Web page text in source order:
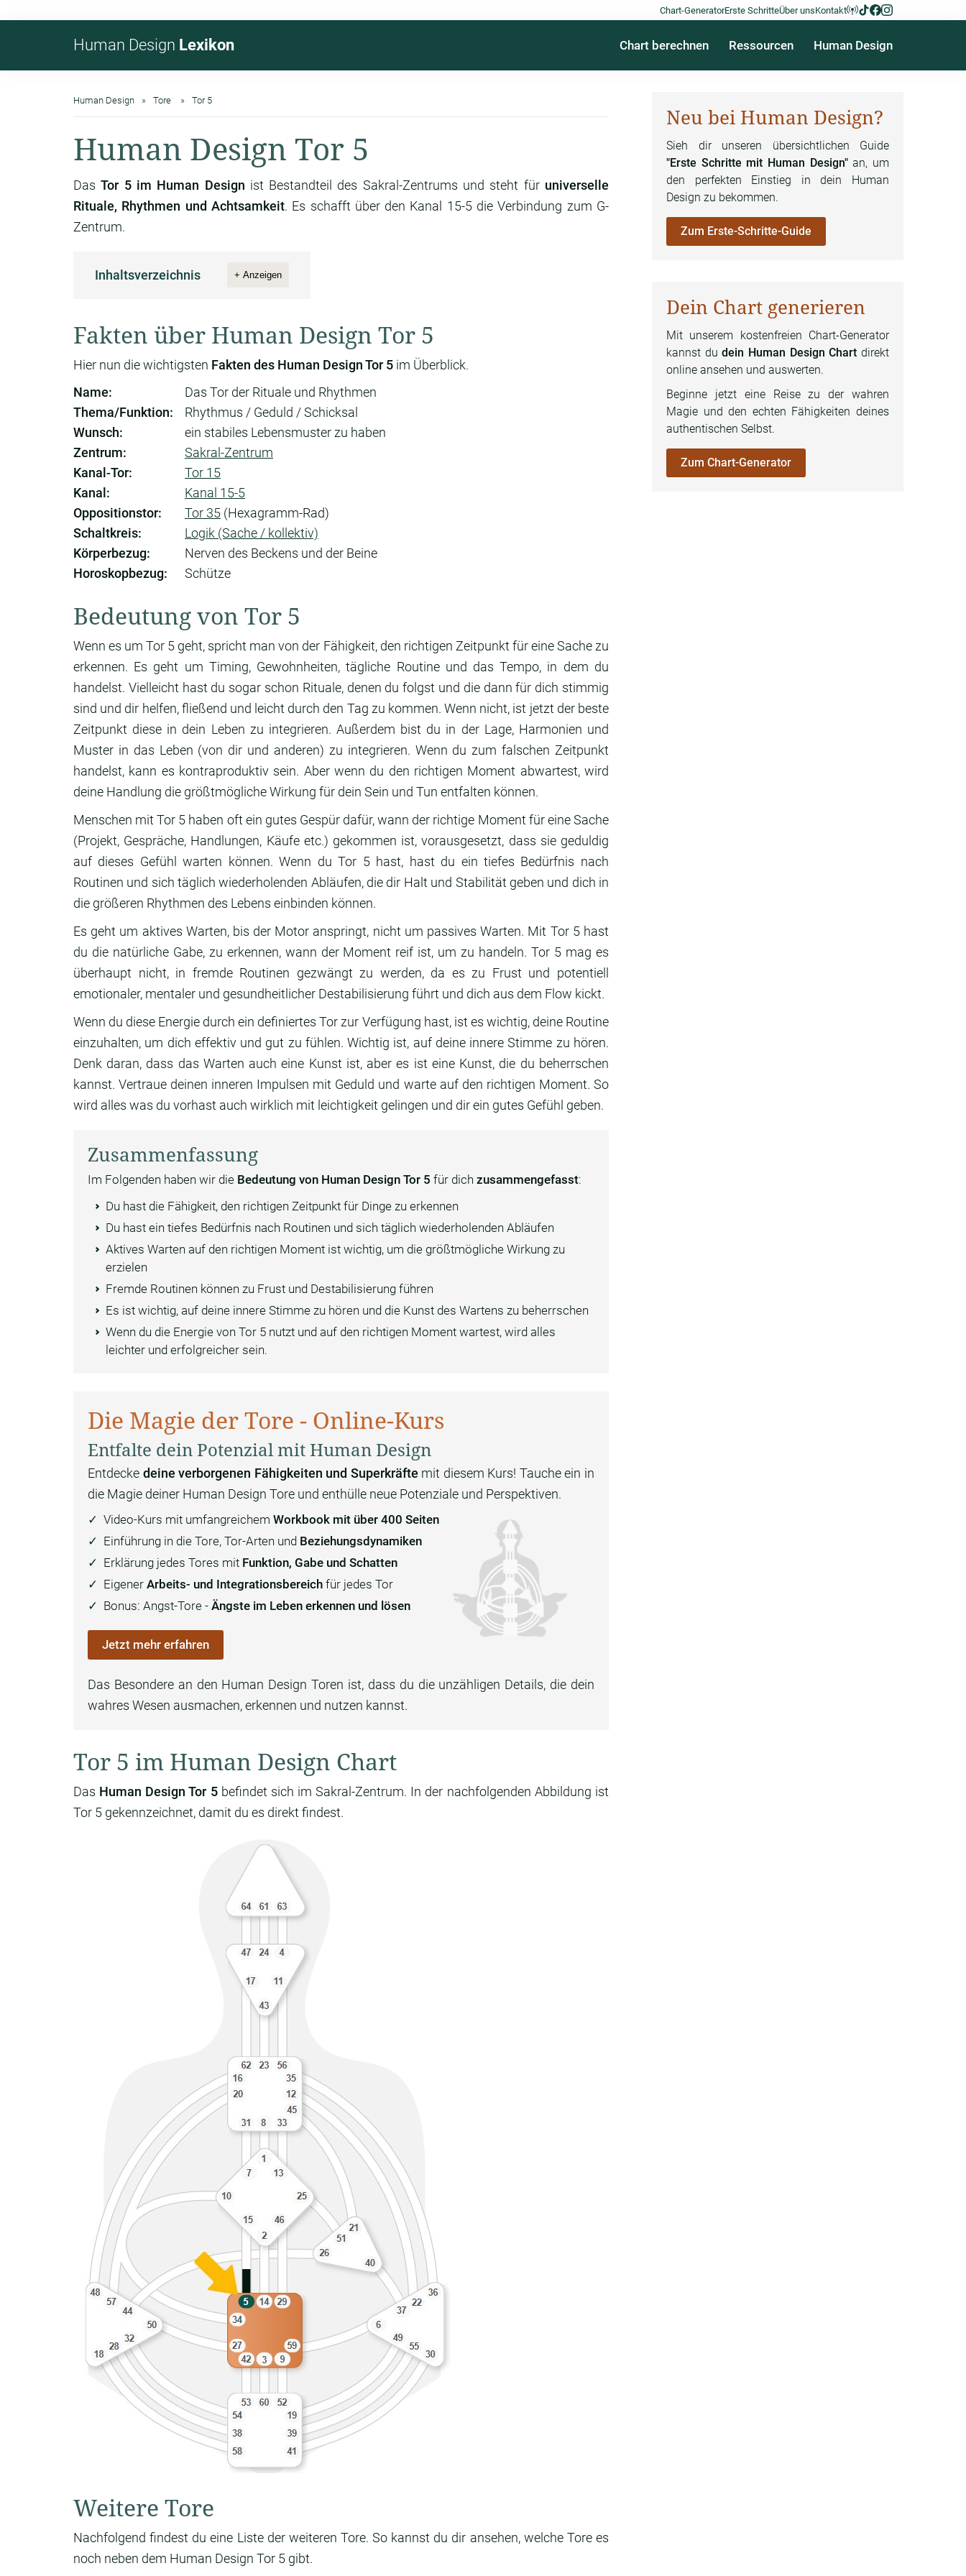
Chart-GeneratorErste SchritteÜber unsKontakt
Human Design Lexikon Chart berechnen Ressourcen Human Design
Human Design Tore Tor 5
Human Design Tor 5
DasTor 5 im Human Design ist Bestandteil des Sakral-Zentrums und steht für universelle
Rituale, Rhythmen und Achtsamkeit. Es schafft über den Kanal 15-5 die Verbindung zum G-
Zentrum.
Inhaltsverzeichnis + Anzeigen
Fakten über Human Design Tor 5
Hier nun die wichtigsten Fakten des Human Design Tor 5 im Überblick.
Name:
Das Tor der Rituale und Rhythmen
Thema/Funktion:
Rhythmus / Geduld / Schicksal
Wunsch:
ein stabiles Lebensmuster zu haben
Zentrum:
Sakral-Zentrum
Kanal-Tor:
Tor 15
Kanal:
Kanal 15-5
Oppositionstor:
Tor 35 (Hexagramm-Rad)
Schaltkreis:
Logik (Sache / kollektiv)
Körperbezug:
Nerven des Beckens und der Beine
Horoskopbezug:
Schütze
Bedeutung von Tor 5
Wenn es um Tor 5 geht, spricht man von der Fähigkeit, den richtigen Zeitpunkt für eine Sache zu
erkennen. Es geht um Timing, Gewohnheiten, tägliche Routine und das Tempo, in dem du
handelst. Vielleicht hast du sogar schon Rituale, denen du folgst und die dann für dich stimmig
sind und dir helfen, fließend und leicht durch den Tag zu kommen. Wenn nicht, ist jetzt der beste
Zeitpunkt diese in dein Leben zu integrieren. Außerdem bist du in der Lage, Harmonien und
Muster in das Leben (von dir und anderen) zu integrieren. Wenn du zum falschen Zeitpunkt
handelst, kann es kontraproduktiv sein. Aber wenn du den richtigen Moment abwartest, wird
deine Handlung die größtmögliche Wirkung für dein Sein und Tun entfalten können.
Menschen mit Tor 5 haben oft ein gutes Gespür dafür, wann der richtige Moment für eine Sache
(Projekt, Gespräche, Handlungen, Käufe etc.) gekommen ist, vorausgesetzt, dass sie geduldig
auf dieses Gefühl warten können. Wenn du Tor 5 hast, hast du ein tiefes Bedürfnis nach
Routinen und sich täglich wiederholenden Abläufen, die dir Halt und Stabilität geben und dich in
die größeren Rhythmen des Lebens einbinden können.
Es geht um aktives Warten, bis der Motor anspringt, nicht um passives Warten. Mit Tor 5 hast
du die natürliche Gabe, zu erkennen, wann der Moment reif ist, um zu handeln. Tor 5 mag es
überhaupt nicht, in fremde Routinen gezwängt zu werden, da es zu Frust und potentiell
emotionaler, mentaler und gesundheitlicher Destabilisierung führt und dich aus dem Flow kickt.
Wenn du diese Energie durch ein definiertes Tor zur Verfügung hast, ist es wichtig, deine Routine
einzuhalten, um dich effektiv und gut zu fühlen. Wichtig ist, auf deine innere Stimme zu hören.
Denk daran, dass das Warten auch eine Kunst ist, aber es ist eine Kunst, die du beherrschen
kannst. Vertraue deinen inneren Impulsen mit Geduld und warte auf den richtigen Moment. So
wird alles was du vorhast auch wirklich mit leichtigkeit gelingen und dir ein gutes Gefühl geben.
Zusammenfassung
Im Folgenden haben wir die Bedeutung von Human Design Tor 5 für dich zusammengefasst:
Du hast die Fähigkeit, den richtigen Zeitpunkt für Dinge zu erkennen
Du hast ein tiefes Bedürfnis nach Routinen und sich täglich wiederholenden Abläufen
Aktives Warten auf den richtigen Moment ist wichtig, um die größtmögliche Wirkung zu
erzielen
Fremde Routinen können zu Frust und Destabilisierung führen
Es ist wichtig, auf deine innere Stimme zu hören und die Kunst des Wartens zu beherrschen
Wenn du die Energie von Tor 5 nutzt und auf den richtigen Moment wartest, wird alles
leichter und erfolgreicher sein.
Die Magie der Tore - Online-Kurs
Entfalte dein Potenzial mit Human Design
Entdecke deine verborgenen Fähigkeiten und Superkräfte mit diesem Kurs! Tauche ein in
die Magie deiner Human Design Tore und enthülle neue Potenziale und Perspektiven.
Video-Kurs mit umfangreichem Workbook mit über 400 Seiten
Einführung in die Tore, Tor-Arten und Beziehungsdynamiken
Erklärung jedes Tores mit Funktion, Gabe und Schatten
Eigener Arbeits- und Integrationsbereich für jedes Tor
Bonus: Angst-Tore - Ängste im Leben erkennen und lösen
Jetzt mehr erfahren
Das Besondere an den Human Design Toren ist, dass du die unzähligen Details, die dein
wahres Wesen ausmachen, erkennen und nutzen kannst.
Tor 5 im Human Design Chart
Das Human Design Tor 5befindet sich im Sakral-Zentrum. In der nachfolgenden Abbildung ist
Tor 5 gekennzeichnet, damit du es direkt findest.
Weitere Tore
Nachfolgend findest du eine Liste der weiteren Tore. So kannst du dir ansehen, welche Tore es
noch neben dem Human Design Tor 5 gibt.
Neu bei Human Design?
Sieh dir unseren übersichtlichen Guide
"Erste Schritte mit Human Design"an, um
den perfekten Einstieg in dein Human
Design zu bekommen.
Zum Erste-Schritte-Guide
Dein Chart generieren
Mit unserem kostenfreien Chart-Generator
kannst dudein Human Design Chart direkt
online ansehen und auswerten.
Beginne jetzt eine Reise zu der wahren
Magie und den echten Fähigkeiten deines
authentischen Selbst.
Zum Chart-Generator